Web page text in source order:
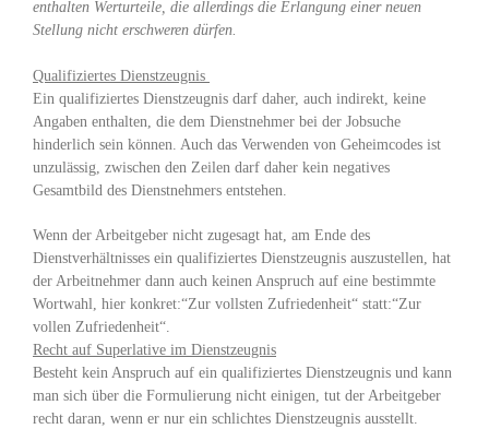
enthalten Werturteile, die allerdings die Erlangung einer neuen
Stellung nicht erschweren dürfen.
Qualifiziertes Dienstzeugnis
Ein qualifiziertes Dienstzeugnis darf daher, auch indirekt, keine
Angaben enthalten, die dem Dienstnehmer bei der Jobsuche
hinderlich sein können. Auch das Verwenden von Geheimcodes ist
unzulässig, zwischen den Zeilen darf daher kein negatives
Gesamtbild des Dienstnehmers entstehen.
Wenn der Arbeitgeber nicht zugesagt hat, am Ende des
Dienstverhältnisses ein qualifiziertes Dienstzeugnis auszustellen, hat
der Arbeitnehmer dann auch keinen Anspruch auf eine bestimmte
Wortwahl, hier konkret:“Zur vollsten Zufriedenheit“ statt:“Zur
vollen Zufriedenheit“.
Recht auf Superlative im Dienstzeugnis
Besteht kein Anspruch auf ein qualifiziertes Dienstzeugnis und kann
man sich über die Formulierung nicht einigen, tut der Arbeitgeber
recht daran, wenn er nur ein schlichtes Dienstzeugnis ausstellt.